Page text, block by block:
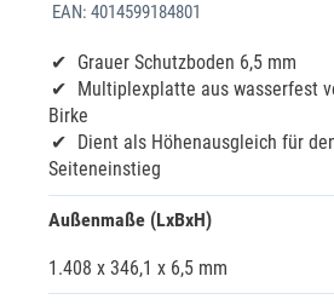
EAN: 4014599184801
Grauer Schutzboden 6,5 mm
Multiplexplatte aus wasserfest
Birke
Dient als Höhenausgleich für
Seiteneinstieg
Außenmaße (LxBxH)
1.408 x 346,1 x 6,5 mm